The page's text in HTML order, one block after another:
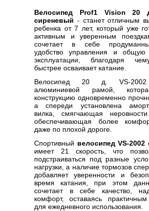
Велосипед Prof1 Vision 20
сиреневый - станет отличным
ребенка от 7 лет, который уже
активным и уверенным
сочетает в себе
удобство управления и общую
эксплуатации, благодаря
быстрее осваивает катание.
Велосипед 20 д. VS-
алюминиевой рамой,
конструкцию одновременно
а спереди установлена
вилка, смягчающая
обеспечивающая более
даже по плохой дороге.
Спортивный велосипед VS-
имеет 21 скорость, что
подстраиваться под разные
нагрузки, а наличие тормозов
добавляет уверенности и
время катания, при этом
сочетает в себе качество,
комфорт, оставаясь
для ежедневного использования.